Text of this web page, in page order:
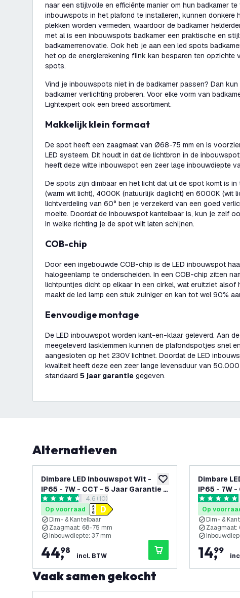
naar een stijlvolle en efficiënte manier om hun badkamer
inbouwspots in het plafond te installeren, kunnen donkere
plekken worden vermeden, waardoor de badkamer
met al is een inbouwspots badkamer een praktische en
badkamerrenovatie. Ook heb je aan een led spots
het op de energierekening flink kan besparen ten opzichte
spots.
Vind je inbouwspots niet in de badkamer passen? Dan
badkamer verlichting proberen. Voor elke vorm van
Lightexpert ook een breed assortiment.
Makkelijk klein formaat
De spot heeft een zaagmaat van Ø68-75 mm en is
LED systeem. Dit houdt in dat de lichtbron in de
heeft deze witte inbouwspot een zeer lage inbouwdiepte
De spots zijn dimbaar en het licht dat uit de spot komt is
(warm wit licht), 4000K (natuurlijk daglicht) en 6000K (wit
lichtverdeling van 60° ben je verzekerd van een goed
moeite. Doordat de inbouwspot kantelbaar is, kun je zelf
in welke richting je de spot wilt laten schijnen.
COB-chip
Door een ingebouwde COB-chip is de LED inbouwspot
halogeenlamp te onderscheiden. In een COB-chip zitten
lichtpuntjes dicht op elkaar in een cirkel, wat eruitziet alsof
maakt de led lamp een stuk zuiniger en kan tot wel 90%
Eenvoudige montage
De LED inbouwspot worden kant-en-klaar geleverd. Aan
meegeleverd lasklemmen kunnen de plafondspotjes snel
aangesloten op het 230V lichtnet. Doordat de LED
kwaliteit heeft deze een zeer lange levensduur van
standaard 5 jaar garantie gegeven.
Alternatieven
toevoegen aan
Dimbare LED Inbouwspot Wit -
IP65 - 7W - CCT - 5 Jaar Garantie -
Geschikt voor de Badkamer
reviews drawer openen
4.6 score sterren4.6 (10)
Op voorraad
Dim- & Kantelbaar
Zaagmaat: 68-75 mm
Inbouwdiepte: 37 mm
44,
98
incl. BTW
Dimbare
IP65 - 7W
Geschikt
5 score
Op
Dim- &
Zaagmaat:
14,
99
Vaak samen gekocht